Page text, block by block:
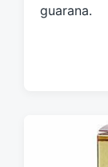
h
guarana.